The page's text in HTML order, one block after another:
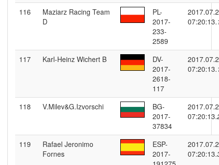
116
Maziarz Racing Team
D
PL-
2017-
233-
2589
07:20:13.
117 Karl-Heinz Wichert B
DV-
2017-
2618-
117
07:20:13.
118 V.Milev&G.Izvorschi
BG-
2017-
37834
07:20:13.
119
Rafael Jeronimo
Fornes
ESP-
2017-
07:20:13.